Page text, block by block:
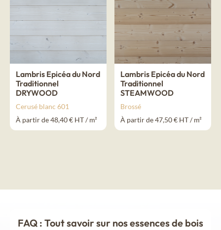
Lambris Epicéa du Nord
Traditionnel
DRYWOOD
Cerusé blanc 601
À partir de 48,40 € HT / m²
Lambris Epicéa du Nord
Traditionnel
STEAMWOOD
Brossé
À partir de 47,50 € HT / m²
FAQ : Tout savoir sur nos essences de bois